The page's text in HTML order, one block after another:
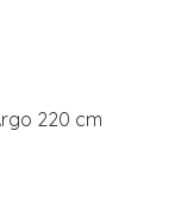
220 cm